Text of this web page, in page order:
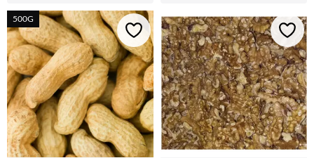
500G
Lägg till i favoriter Lägg